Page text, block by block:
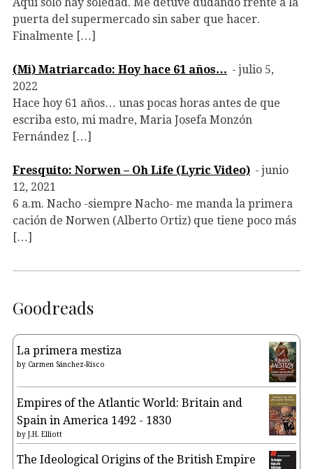
puerta del supermercado sin saber que hacer.
Finalmente […]
(Mi) Matriarcado: Hoy hace 61 años…
julio 5,
2022
Hace hoy 61 años… unas pocas horas antes de que
escriba esto, mi madre, Maria Josefa Monzón
Fernández […]
Fresquito: Norwen – Oh Life (Lyric Video)
junio
12, 2021
6 a.m. Nacho -siempre Nacho- me manda la primera
cación de Norwen (Alberto Ortiz) que tiene poco más
[…]
Goodreads
La primera mestiza
by Carmen Sánchez-Risco
Empires of the Atlantic World: Britain and
Spain in America 1492 - 1830
by J.H. Elliott
The Ideological Origins of the British Empire